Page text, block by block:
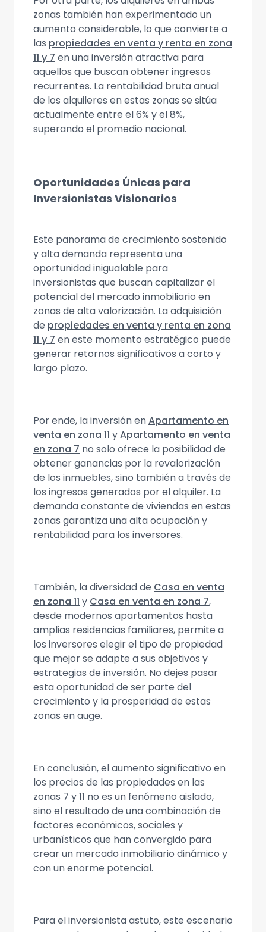
zonas también han experimentado un
aumento considerable, lo que convierte a
las propiedades en venta y renta en zona
11 y 7 en una inversión atractiva para
aquellos que buscan obtener ingresos
recurrentes. La rentabilidad bruta anual
de los alquileres en estas zonas se sitúa
actualmente entre el 6% y el 8%,
superando el promedio nacional.
Oportunidades Únicas para
Inversionistas Visionarios
Este panorama de crecimiento sostenido
y alta demanda representa una
oportunidad inigualable para
inversionistas que buscan capitalizar el
potencial del mercado inmobiliario en
zonas de alta valorización. La adquisición
de propiedades en venta y renta en zona
11 y 7 en este momento estratégico puede
generar retornos significativos a corto y
largo plazo.
Por ende, la inversión enApartamento en
venta en zona 11 yApartamento en venta
en zona 7 no solo ofrece la posibilidad de
obtener ganancias por la revalorización
de los inmuebles, sino también a través de
los ingresos generados por el alquiler. La
demanda constante de viviendas en estas
zonas garantiza una alta ocupación y
rentabilidad para los inversores.
También, la diversidad de Casa en venta
en zona 11 y Casa en venta en zona 7,
desde modernos apartamentos hasta
amplias residencias familiares, permite a
los inversores elegir el tipo de propiedad
que mejor se adapte a sus objetivos y
estrategias de inversión. No dejes pasar
esta oportunidad de ser parte del
crecimiento y la prosperidad de estas
zonas en auge.
En conclusión, el aumento significativo en
los precios de las propiedades en las
zonas 7 y 11 no es un fenómeno aislado,
sino el resultado de una combinación de
factores económicos, sociales y
urbanísticos que han convergido para
crear un mercado inmobiliario dinámico y
con un enorme potencial.
Para el inversionista astuto, este escenario